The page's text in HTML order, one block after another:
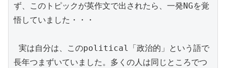
ず、このトピックが英作文で出されたら、一発NGを覚
悟していました・・・
長年つまずいていました。多くの人は同じところでつ